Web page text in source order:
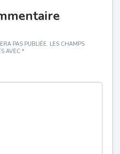
PAS PUBLIÉE. LES CHAMPS
AVEC *